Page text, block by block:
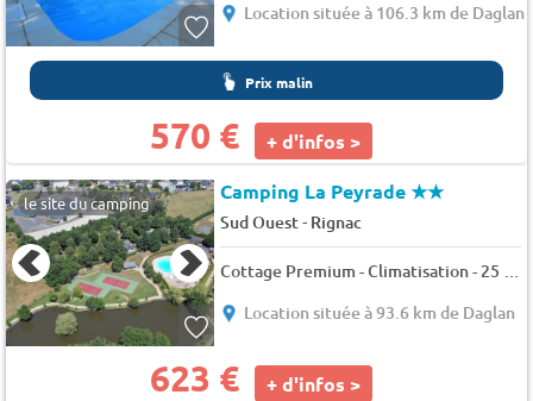
Location située à 106.3 km de Daglan
Prix malin
570 € + d'infos >
le site du camping Camping La Peyrade★★
Sud Ouest- Rignac
Cottage Premium - Climatisation - 25 m2 + terrasse couverte 8 m2 - 5 pers.
Location située à 93.6 km de Daglan
623 € + d'infos >